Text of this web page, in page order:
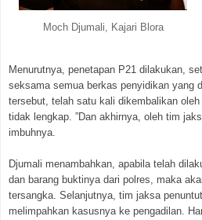
Moch Djumali, Kajari Blora
Menurutnya, penetapan P21 dilakukan,
seksama semua berkas penyidikan yang
tersebut, telah satu kali dikembalikan
tidak lengkap. ”Dan akhirnya, oleh tim
imbuhnya.
Djumali menambahkan, apabila telah
dan barang buktinya dari polres, maka
tersangka. Selanjutnya, tim jaksa
melimpahkan kasusnya ke pengadilan.